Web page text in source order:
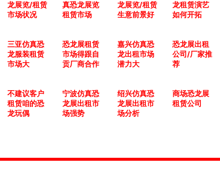
龙展览/租赁
市场状况
真恐龙展览
租赁市场
龙展览/租赁
生意前景好
龙租赁演艺
如何开拓
三亚仿真恐
龙服装租赁
市场大
恐龙展租赁
市场得跟自
贡厂商合作
嘉兴仿真恐
龙出租市场
潜力大
恐龙展出租
公司/厂家推
荐
不建议客户
租赁咱的恐
龙玩偶
宁波仿真恐
龙展出租市
场强势
绍兴仿真恐
龙展出租市
场分析
商场恐龙展
租赁公司